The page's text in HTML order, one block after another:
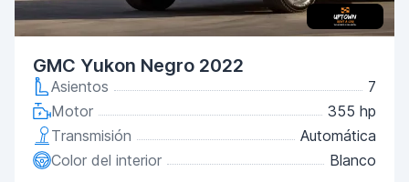
GMC Yukon Negro 2022
Asientos
7
Motor
355 hp
Transmisión
Automática
Color del interior
Blanco